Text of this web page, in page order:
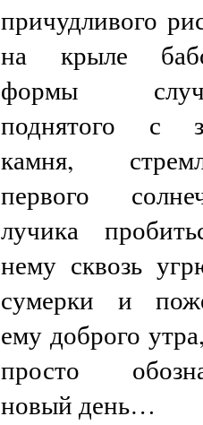
причудливого
на крыле
формы
поднятого с
камня,
первого
лучика
нему сквозь
сумерки и
ему доброго
просто
новый день…